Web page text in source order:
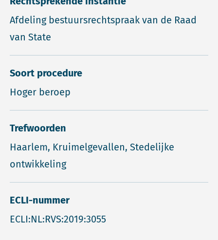
Afdeling bestuursrechtspraak van de Raad
van State
Soort procedure
Hoger beroep
Trefwoorden
Haarlem, Kruimelgevallen, Stedelijke
ontwikkeling
ECLI-nummer
ECLI:NL:RVS:2019:3055